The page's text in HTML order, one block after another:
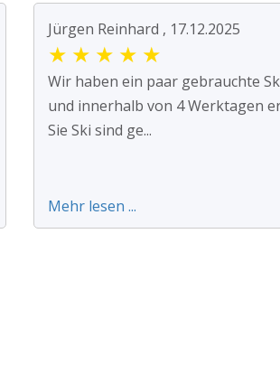
Jürgen Reinhard , 17.12.2025
★ ★ ★ ★ ★
Wir haben ein paar gebrauchte
und innerhalb von 4 Werktagen
Sie Ski sind ge...
Mehr lesen ...